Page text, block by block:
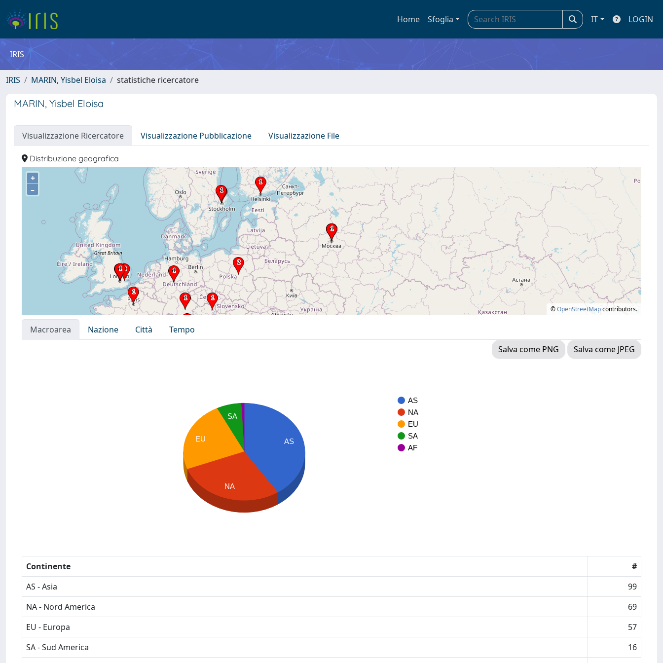
Home Sfoglia IT LOGIN
IRIS
IRIS MARIN, Yisbel Eloisa statistiche ricercatore
MARIN, Yisbel Eloisa
Visualizzazione Ricercatore Visualizzazione Pubblicazione Visualizzazione File
Distribuzione geografica
+
–
©OpenStreetMapcontributors.
Macroarea Nazione Città
Tempo
Salva come PNG
Salva come JPEG
AS
NA
EU
SA
AF
AS
SA
EU
NA
Continente
#
AS - Asia
99
NA - Nord America
69
EU - Europa
57
SA - Sud America
16